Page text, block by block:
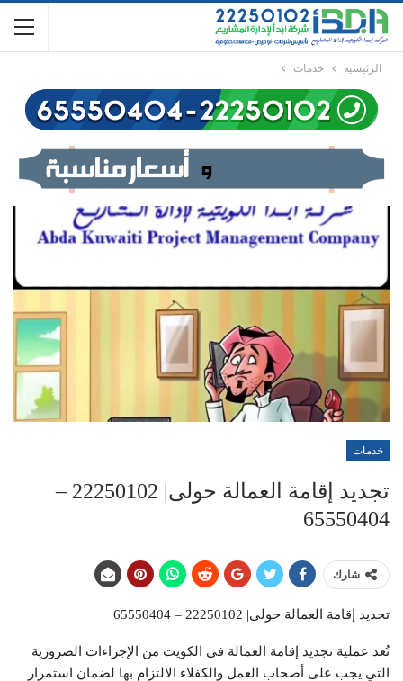
الرئيسية خدمات
خدمات
تجديد إقامة العمالة حولى| 22250102 –
65550404
شارك
تجديد إقامة العمالة حولى| 22250102 – 65550404
تُعد عملية تجديد إقامة العمالة في الكويت من الإجراءات الضرورية
التي يجب على أصحاب العمل والكفلاء الالتزام بها لضمان استمرار